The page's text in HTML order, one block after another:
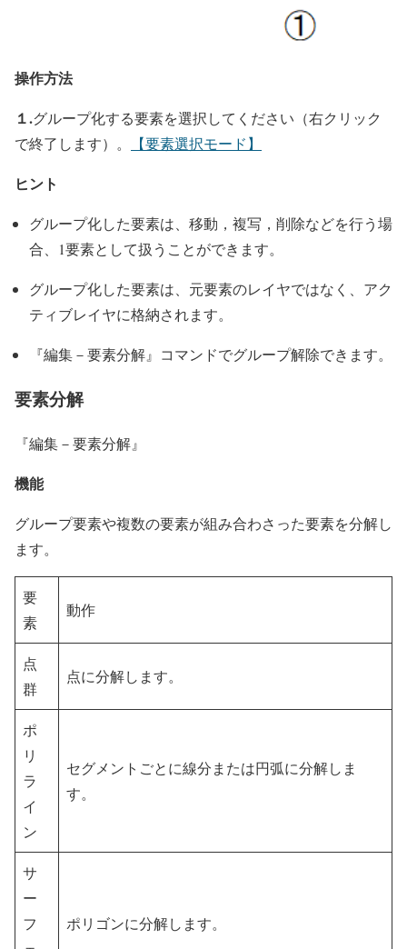
操作方法
１.グループ化する要素を選択してください（右クリック
で終了します）。
【要素選択モード】
ヒント
グループ化した要素は、移動，複写，削除などを行う場
合、1要素として扱うことができます。
グループ化した要素は、元要素のレイヤではなく、アク
ティブレイヤに格納されます。
『編集－要素分解』コマンドでグループ解除できます。
要素分解
『編集－要素分解』
機能
グループ要素や複数の要素が組み合わさった要素を分解し
ます。
要
素
動作
点
群
点に分解します。
ポ
リ
ラ
イ
ン
セグメントごとに線分または円弧に分解しま
す。
サ
ー
フ
ポリゴンに分解します。